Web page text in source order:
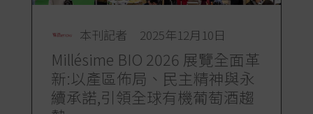
本刊記者 2025年12月10日
Millésime BIO 2026 展覽全面革
新:以產區佈局、民主精神與永
續承諾,引領全球有機葡萄酒趨